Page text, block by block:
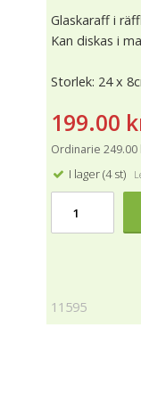
Glaskaraff i
Kan diskas i
Storlek: 24 x
199.00
Ordinarie 249.00
I lager (4 st)
11595